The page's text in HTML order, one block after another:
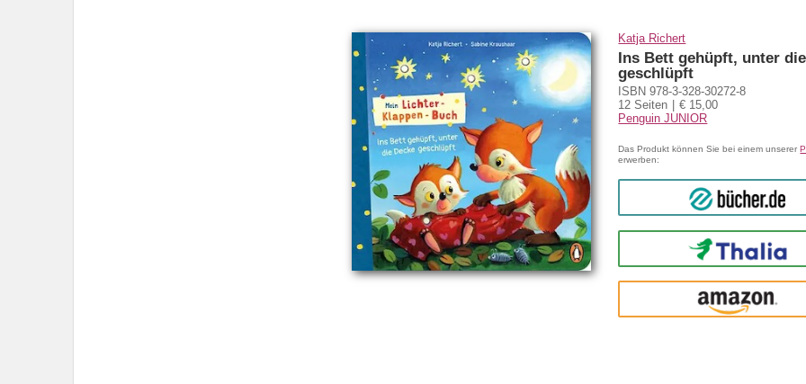
Katja Richert
Ins Bett gehüpft, unter
geschlüpft
ISBN 978-3-328-30272-8
12 Seiten
€ 15,00
Penguin JUNIOR
Das Produkt können Sie bei einem unserer
erwerben:
bücher.de
Thalia
amazon